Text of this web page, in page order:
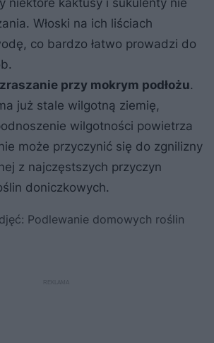
Włoski na ich liściach
co bardzo łatwo prowadzi do
przy mokrym podłożu.
już stale wilgotną ziemię,
wilgotności powietrza
może przyczynić się do zgnilizny
z najczęstszych przyczyn
doniczkowych.
Podlewanie domowych roślin